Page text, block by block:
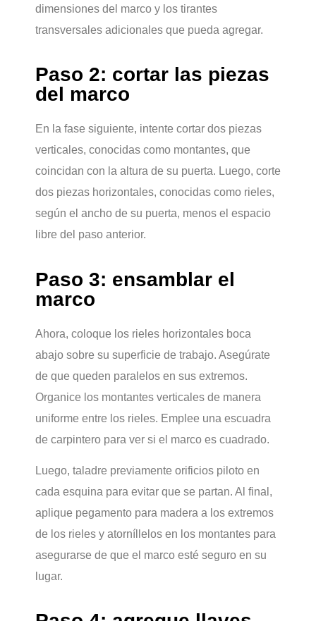
dimensiones del marco y los tirantes
transversales adicionales que pueda agregar.
Paso 2: cortar las piezas
del marco
En la fase siguiente, intente cortar dos piezas
verticales, conocidas como montantes, que
coincidan con la altura de su puerta. Luego, corte
dos piezas horizontales, conocidas como rieles,
según el ancho de su puerta, menos el espacio
libre del paso anterior.
Paso 3: ensamblar el
marco
Ahora, coloque los rieles horizontales boca
abajo sobre su superficie de trabajo. Asegúrate
de que queden paralelos en sus extremos.
Organice los montantes verticales de manera
uniforme entre los rieles. Emplee una escuadra
de carpintero para ver si el marco es cuadrado.
Luego, taladre previamente orificios piloto en
cada esquina para evitar que se partan. Al final,
aplique pegamento para madera a los extremos
de los rieles y atorníllelos en los montantes para
asegurarse de que el marco esté seguro en su
lugar.